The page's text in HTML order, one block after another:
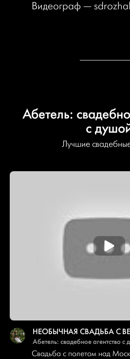
Видеограф —
Абетель:
с
Лучшие
Абетель: свадебное агентство с
Свадьба с полетом над